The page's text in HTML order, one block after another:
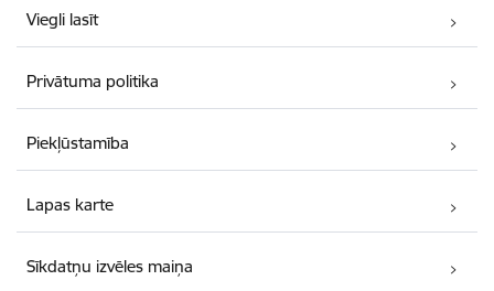
Viegli lasīt
Privātuma politika
Piekļūstamība
Lapas karte
Sīkdatņu izvēles maiņa